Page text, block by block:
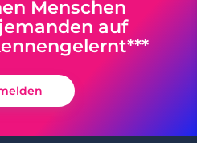
Menschen
auf